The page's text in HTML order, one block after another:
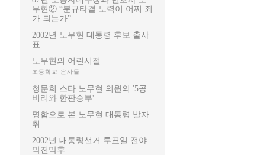
무현② “분규타결 노력이 어찌 죄
가 되는가”
2002년 노무현 대통령 후보 출사
표
노무현의 어린시절
초등학교 은사들
청문회 스타 노무현 의원의 '5공
비리와 한판승부'
명함으로 본 노무현 대통령 발자
취
2002년 대통령선거 투표일 전야
막전막후